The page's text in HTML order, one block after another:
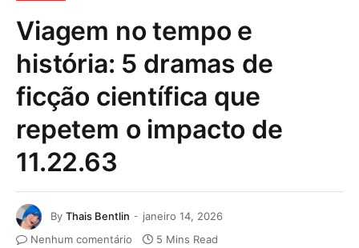
Viagem no tempo e
história: 5 dramas de
ficção científica que
repetem o impacto de
11.22.63
By Thais Bentlin
janeiro 14, 2026
Nenhum comentário
5 Mins Read